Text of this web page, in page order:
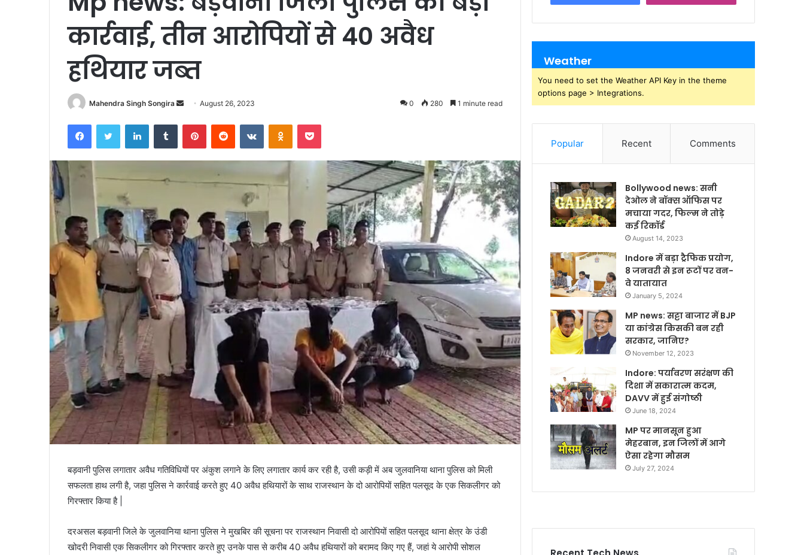
कार्रवाई, तीन आरोपियों से 40 अवैध
हथियार जब्त
Mahendra Singh Songira
Send
email
August 26, 2023 0 280 1 minute read
FacebookTwitter LinkedInTumblr PinterestReddit VKontakteOdnoklassniki
Pocket
बड़वानी पुलिस लगातार अवैध गतिविधियों पर अंकुश लगाने के लिए लगातार कार्य कर रही है, उसी कड़ी में अब जुलवानिया थाना पुलिस को मिली
सफलता हाथ लगी है, जहा पुलिस ने कार्रवाई करते हुए 40 अवैध हथियारों के साथ राजस्थान के दो आरोपियों सहित पलसूद के एक सिकलीगर को
गिरफ्तार किया है |
दरअसल बड़वानी जिले के जुलवानिया थाना पुलिस ने मुखबिर की सूचना पर राजस्थान निवासी दो आरोपियों सहित पलसूद थाना क्षेत्र के उंडी
खोदरी निवासी एक सिकलीगर को गिरफ्तार करते हुए उनके पास से करीब 40 अवैध हथियारों को बरामद किए गए हैं, जहां ये आरोपी सोशल
Weather
You need to set the Weather API Key in the theme
options page > Integrations.
Popular Recent Comments
Bollywood news: सनी
देओल ने बॉक्स ऑफिस पर
मचाया गदर, फिल्म ने तोड़े
कई रिकॉर्ड
August 14, 2023
Indore में बड़ा ट्रैफिक प्रयोग,
8 जनवरी से इन रूटों पर वन-
वे यातायात
January 5, 2024
MP news: सट्टा बाजार में BJP
या कांग्रेस किसकी बन रही
सरकार, जानिए?
November 12, 2023
Indore: पर्यावरण सरंक्षण की
दिशा में सकारात्म कदम,
DAVV में हुई संगोष्ठी
June 18, 2024
MP पर मानसून हुआ
मेहरबान, इन जिलों में आगे
ऐसा रहेगा मौसम
July 27, 2024